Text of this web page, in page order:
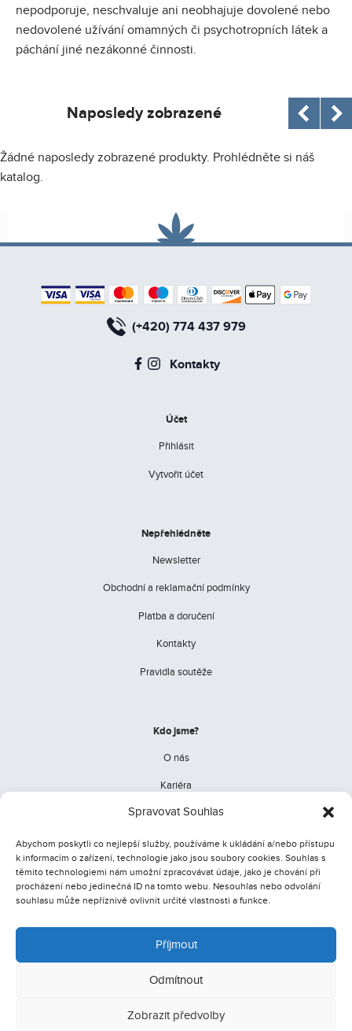
Spravovat Souhlas
Abychom poskytli co nejlepší služby, používáme k ukládání a/nebo přístupu
k informacím o zařízení, technologie jako jsou soubory cookies. Souhlas s
těmito technologiemi nám umožní zpracovávat údaje, jako je chování při
procházení nebo jedinečná ID na tomto webu. Nesouhlas nebo odvolání
souhlasu může nepříznivě ovlivnit určité vlastnosti a funkce.
Příjmout
Odmítnout
Zobrazit předvolby
nepodporuje, neschvaluje ani neobhajuje dovolené nebo
nedovolené užívání omamných či psychotropních látek a
páchání jiné nezákonné činnosti.
Naposledy zobrazené
Žádné naposledy zobrazené produkty. Prohlédněte si náš
katalog.
(+420) 774 437 979
Kontakty
Účet
Přihlásit
Vytvořit účet
Nepřehlédněte
Newsletter
Obchodní a reklamační podmínky
Platba a doručení
Kontakty
Pravidla soutěže
Kdo jsme?
O nás
Kariéra
Užitečné
Zásady spracúvání osobních údajů
Podmínky použití
Cookies
© 2026 Cannabisclinical.cz – konopné oleje